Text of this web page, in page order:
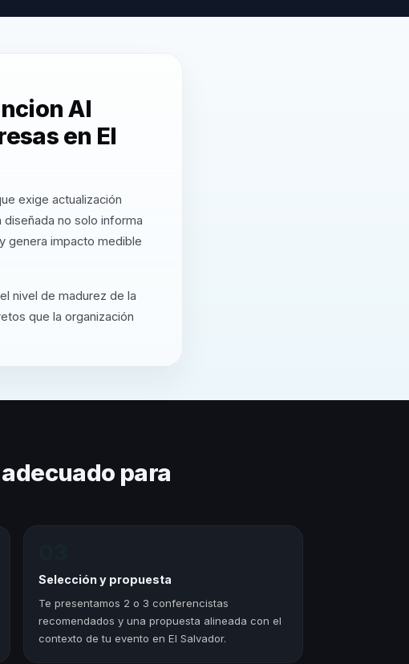
Al
en El
exige actualización
no solo informa
genera impacto medible
nivel de madurez de la
que la organización
para
Selección y propuesta
Te presentamos 2 o 3 conferencistas
recomendados y una propuesta alineada con el
contexto de tu evento en El Salvador.